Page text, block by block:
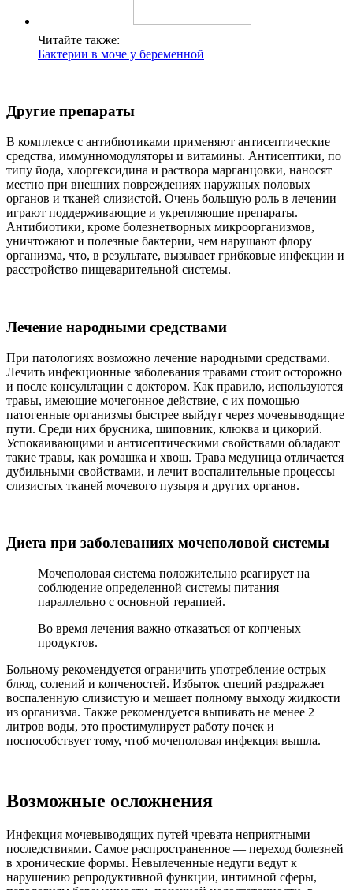
Читайте также:
Бактерии в моче у беременной
Другие препараты
В комплексе с антибиотиками применяют антисептические
средства, иммунномодуляторы и витамины. Антисептики, по
типу йода, хлоргексидина и раствора марганцовки, наносят
местно при внешних повреждениях наружных половых
органов и тканей слизистой. Очень большую роль в лечении
играют поддерживающие и укрепляющие препараты.
Антибиотики, кроме болезнетворных микроорганизмов,
уничтожают и полезные бактерии, чем нарушают флору
организма, что, в результате, вызывает грибковые инфекции и
расстройство пищеварительной системы.
Лечение народными средствами
При патологиях возможно лечение народными средствами.
Лечить инфекционные заболевания травами стоит осторожно
и после консультации с доктором. Как правило, используются
травы, имеющие мочегонное действие, с их помощью
патогенные организмы быстрее выйдут через мочевыводящие
пути. Среди них брусника, шиповник, клюква и цикорий.
Успокаивающими и антисептическими свойствами обладают
такие травы, как ромашка и хвощ. Трава медуница отличается
дубильными свойствами, и лечит воспалительные процессы
слизистых тканей мочевого пузыря и других органов.
Диета при заболеваниях мочеполовой системы
Мочеполовая система положительно реагирует на
соблюдение определенной системы питания
параллельно с основной терапией.
Во время лечения важно отказаться от копченых
продуктов.
Больному рекомендуется ограничить употребление острых
блюд, солений и копченостей. Избыток специй раздражает
воспаленную слизистую и мешает полному выходу жидкости
из организма. Также рекомендуется выпивать не менее 2
литров воды, это простимулирует работу почек и
поспособствует тому, чтоб мочеполовая инфекция вышла.
Возможные осложнения
Инфекция мочевыводящих путей чревата неприятными
последствиями. Самое распространенное — переход болезней
в хронические формы. Невылеченные недуги ведут к
нарушению репродуктивной функции, интимной сферы,